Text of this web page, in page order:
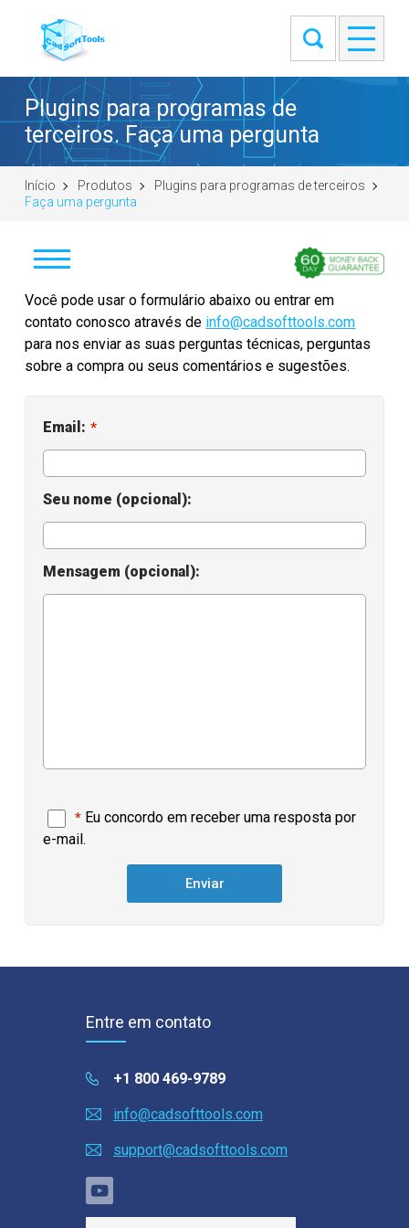
Plugins para programas de
terceiros. Faça uma pergunta
Início Produtos
Plugins para programas de terceiros
Faça uma pergunta
Comprar
Faça uma pergunta
Você pode usar o formulário abaixo ou entrar em
contato conosco através de info@cadsofttools.com
para nos enviar as suas perguntas técnicas, perguntas
sobre a compra ou seus comentários e sugestões.
Email: *
Seu nome (opcional):
Mensagem (opcional):
* Eu concordo em receber uma resposta por
e-mail.
Entre em contato
+1 800 469-9789
info@cadsofttools.com
support@cadsofttools.com